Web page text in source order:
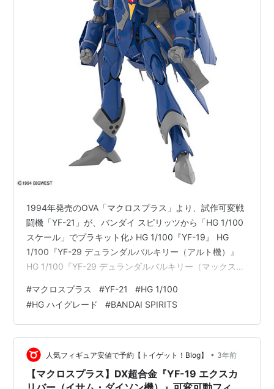
1994年発売のOVA「マクロスプラス」より、試作可変戦
闘機「YF-21」が、バンダイ スピリッツから「HG 1/100
スケール」でプラキット化♪ HG 1/100『YF-19』 HG
1/100『YF-29 デュランダルバルキリー（アルト機）』
HG 1/100『YF-29 デュランダルバルキリー（マックス
ップ♪ 差し替えパーツにより、「ファイター」「ガウォー
ク」「バトロイド」へと簡単変形。 その他、「リミッタ
ー解除」モードも再現可能♪ キットは1/100ケールで、完
成時のサイズは不明。 HG 1/100『YF-21』マクロスプラ
ス プ…
#マクロスプラス #YF-21 #HG 1/100
#HG ハイグレード #BANDAI SPIRITS
人気フィギュア安値で予約【トイゲット！Blog】 • 3年前
【マクロスプラス】DX超合金『YF-19 エクスカ